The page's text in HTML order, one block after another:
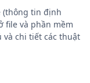
(thông tin định
file và phần mềm
và chi tiết các thuật